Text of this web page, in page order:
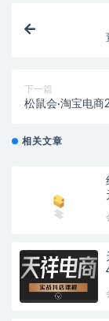
下一篇
松鼠会·淘宝电
相关文章